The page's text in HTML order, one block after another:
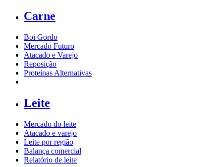
Carne
Boi Gordo
Mercado Futuro
Atacado e Varejo
Reposição
Proteínas Alternativas
Leite
Mercado do leite
Atacado e varejo
Leite por região
Balança comercial
Relatório de leite